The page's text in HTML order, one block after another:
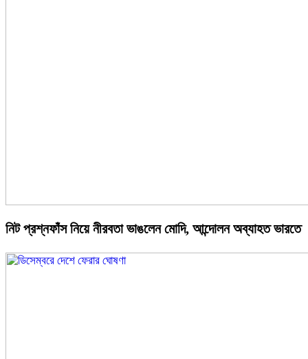
নিট প্রশ্নফাঁস নিয়ে নীরবতা ভাঙলেন মোদি, আন্দোলন অব্যাহত ভারতে